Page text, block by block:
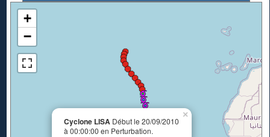
Cyclone LISA Début le 20/09/2010
à 00:00:00 en Perturbation.
×
+
−